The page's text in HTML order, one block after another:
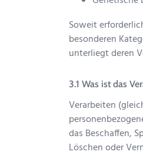
Soweit
besonderen
unterliegt deren
Was ist das
Verarbeiten
das Beschaffen,
Löschen oder